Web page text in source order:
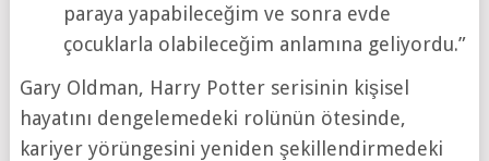
paraya yapabileceğim ve sonra evde
çocuklarla olabileceğim anlamına geliyordu.”
Gary Oldman, Harry Potter serisinin kişisel
hayatını dengelemedeki rolünün ötesinde,
kariyer yörüngesini yeniden şekillendirmedeki